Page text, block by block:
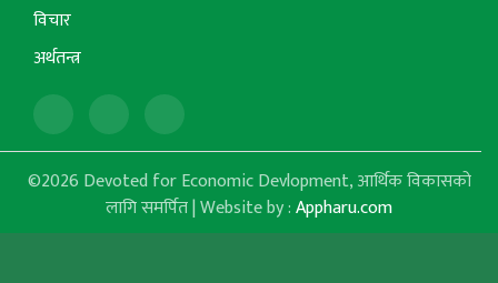
विचार
अर्थतन्त्र
©2026 Devoted for Economic Devlopment, आर्थिक विकासको
लागि समर्पित | Website by :Appharu.com